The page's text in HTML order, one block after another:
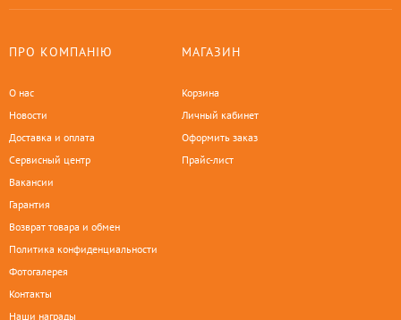
ПРО КОМПАНІЮ
О нас
Новости
Доставка и оплата
Сервисный центр
Вакансии
Гарантия
Возврат товара и обмен
Политика конфиденциальности
Фотогалерея
Контакты
Наши награды
МАГАЗИН
Корзина
Личный кабинет
Оформить заказ
Прайс-лист